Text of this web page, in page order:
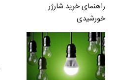
راهنمای خرید شارژر
خورشیدی